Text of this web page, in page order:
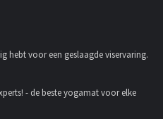
hebt voor een geslaagde viservaring.
- de beste yogamat voor elke